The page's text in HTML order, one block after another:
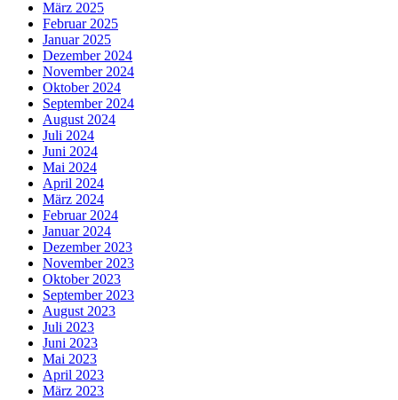
März 2025
Februar 2025
Januar 2025
Dezember 2024
November 2024
Oktober 2024
September 2024
August 2024
Juli 2024
Juni 2024
Mai 2024
April 2024
März 2024
Februar 2024
Januar 2024
Dezember 2023
November 2023
Oktober 2023
September 2023
August 2023
Juli 2023
Juni 2023
Mai 2023
April 2023
März 2023